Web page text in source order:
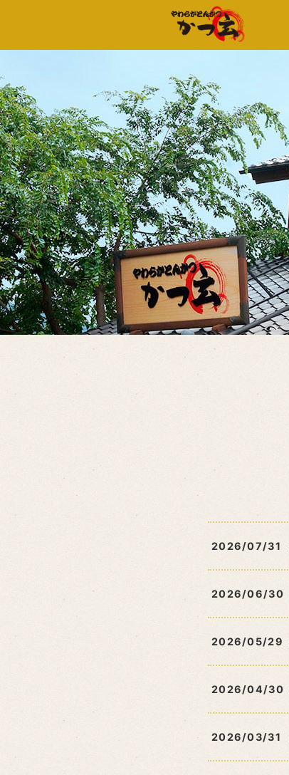
2026/07/31
2026/06/30
2026/05/29
2026/04/30
2026/03/31